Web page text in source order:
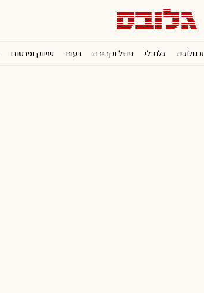
גלובלי ניהול וקריירה דעות שיווק ופרסום